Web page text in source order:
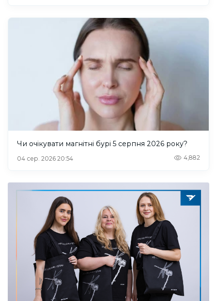
Чи очікувати магнітні бурі 5 серпня 2026 року?
04 сер. 2026 20:54 4,882